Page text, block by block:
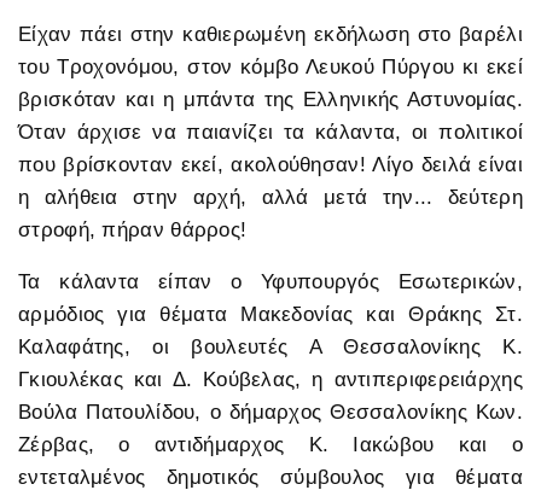
Είχαν πάει στην καθιερωμένη εκδήλωση στο βαρέλι
του Τροχονόμου, στον κόμβο Λευκού Πύργου κι εκεί
βρισκόταν και η μπάντα της Ελληνικής Αστυνομίας.
Όταν άρχισε να παιανίζει τα κάλαντα, οι πολιτικοί
που βρίσκονταν εκεί, ακολούθησαν! Λίγο δειλά είναι
η αλήθεια στην αρχή, αλλά μετά την... δεύτερη
στροφή, πήραν θάρρος!
Τα κάλαντα είπαν ο Υφυπουργός Εσωτερικών,
αρμόδιος για θέματα Μακεδονίας και Θράκης Στ.
Καλαφάτης, οι βουλευτές Α Θεσσαλονίκης Κ.
Γκιουλέκας και Δ. Κούβελας, η αντιπεριφερειάρχης
Βούλα Πατουλίδου, ο δήμαρχος Θεσσαλονίκης Κων.
Ζέρβας, ο αντιδήμαρχος Κ. Ιακώβου και ο
εντεταλμένος δημοτικός σύμβουλος για θέματα